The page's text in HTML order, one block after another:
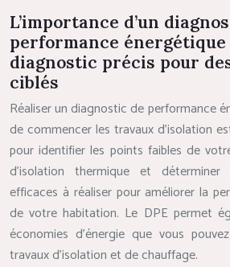
L’importance d’un
performance énergétique
diagnostic précis pour
ciblés
Réaliser un diagnostic de performance
de commencer les travaux d’isolation
pour identifier les points faibles de
d’isolation thermique et
efficaces à réaliser pour améliorer la
de votre habitation. Le DPE permet
économies d’énergie que vous
travaux d’isolation et de chauffage.